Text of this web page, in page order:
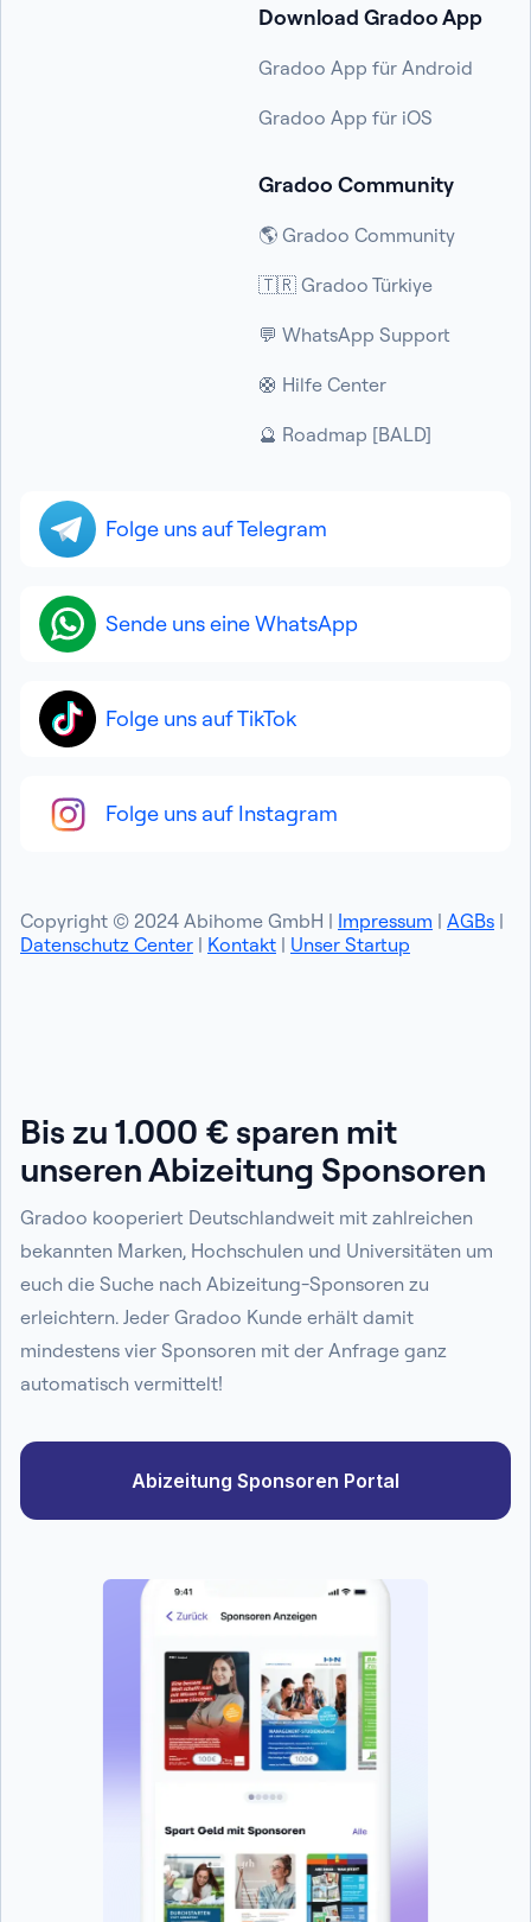
Download Gradoo App
Gradoo App für Android
Gradoo App für iOS
Gradoo Community
🌎 Gradoo Community
🇹🇷 Gradoo Türkiye
💬 WhatsApp Support
🛟 Hilfe Center
🔮 Roadmap [BALD]
Folge uns auf Telegram
Sende uns eine WhatsApp
Folge uns auf TikTok
Folge uns auf Instagram
Copyright © 2024 Abihome GmbH | Impressum | AGBs |
Datenschutz Center | Kontakt | Unser Startup
Bis zu 1.000 € sparen mit
unseren Abizeitung Sponsoren
Gradoo kooperiert Deutschlandweit mit zahlreichen
bekannten Marken, Hochschulen und Universitäten um
euch die Suche nach Abizeitung-Sponsoren zu
erleichtern. Jeder Gradoo Kunde erhält damit
mindestens vier Sponsoren mit der Anfrage ganz
automatisch vermittelt!
Abizeitung Sponsoren Portal